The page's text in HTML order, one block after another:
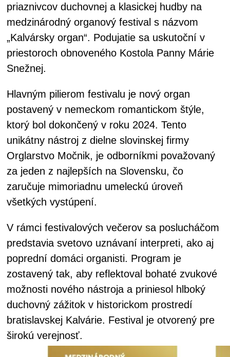
priaznivcov duchovnej a klasickej hudby na
medzinárodný organový festival s názvom
„Kalvársky organ“. Podujatie sa uskutoční v
priestoroch obnoveného Kostola Panny Márie
Snežnej.
Hlavným pilierom festivalu je nový organ
postavený v nemeckom romantickom štýle,
ktorý bol dokončený v roku 2024. Tento
unikátny nástroj z dielne slovinskej firmy
Orglarstvo Močnik, je odborníkmi považovaný
za jeden z najlepších na Slovensku, čo
zaručuje mimoriadnu umeleckú úroveň
všetkých vystúpení.
V rámci festivalových večerov sa poslucháčom
predstavia svetovo uznávaní interpreti, ako aj
poprední domáci organisti. Program je
zostavený tak, aby reflektoval bohaté zvukové
možnosti nového nástroja a priniesol hlboký
duchovný zážitok v historickom prostredí
bratislavskej Kalvárie. Festival je otvorený pre
širokú verejnosť.